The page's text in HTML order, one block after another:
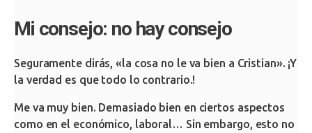
Mi consejo: no hay consejo
Seguramente dirás, «la cosa no le va bien a Cristian». ¡Y
la verdad es que todo lo contrario.!
Me va muy bien. Demasiado bien en ciertos aspectos
como en el económico, laboral… Sin embargo, esto no